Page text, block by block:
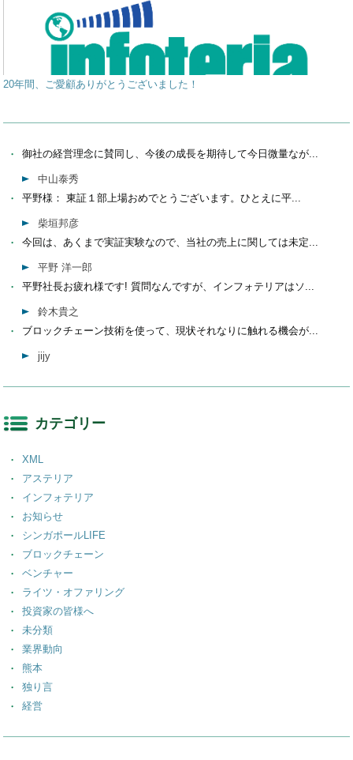
20年間、ご愛顧ありがとうございました！
御社の経営理念に賛同し、今後の成長を期待して今日微量なが...
中山泰秀
平野様： 東証１部上場おめでとうございます。ひとえに平...
柴垣邦彦
今回は、あくまで実証実験なので、当社の売上に関しては未定...
平野 洋一郎
平野社長お疲れ様です! 質問なんですが、インフォテリアはソ...
鈴木貴之
ブロックチェーン技術を使って、現状それなりに触れる機会が...
jijy
カテゴリー
XML
アステリア
インフォテリア
お知らせ
シンガポールLIFE
ブロックチェーン
ベンチャー
ライツ・オファリング
投資家の皆様へ
未分類
業界動向
熊本
独り言
経営